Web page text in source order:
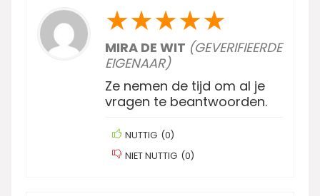
★★★★★
MIRA DE WIT (GEVERIFIEERDE
EIGENAAR)
Ze nemen de tijd om al je
vragen te beantwoorden.
NUTTIG (0)
NIET NUTTIG (0)